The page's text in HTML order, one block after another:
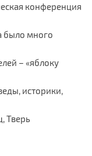
конференция
было много
– «яблоку
историки,
Тверь